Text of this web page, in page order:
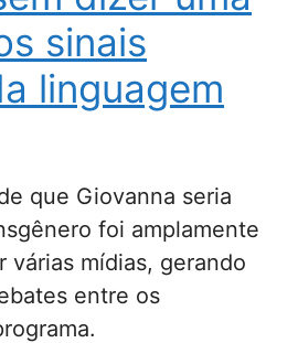
sinais
linguagem
que Giovanna seria
foi amplamente
várias mídias, gerando
entre os